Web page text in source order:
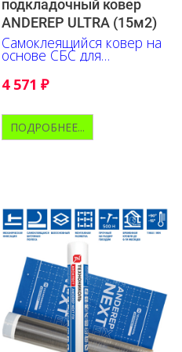
подкладочный ковер
ANDEREP ULTRA (15м2)
Самоклеящийся ковер на
основе СБС для
гидроизоляции мест
наиболее вероятных
протечек
4 571 ₽
ПОДРОБНЕЕ...